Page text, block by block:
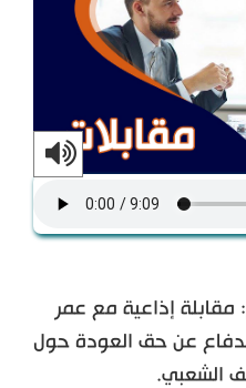
إذاعية مع عمر
عن حق العودة حول
الشعبي.